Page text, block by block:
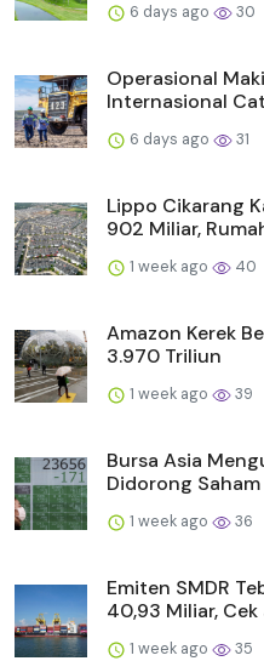
6 days ago 30
Operasional
Internasional
6 days ago 31
Lippo Cikarang
902 Miliar,
1 week ago 40
Amazon Kerek
3.970 Triliun
1 week ago 39
Bursa Asia
Didorong
1 week ago 36
Emiten SMDR
40,93 Miliar, Cek
1 week ago 35